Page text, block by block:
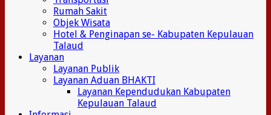
Rumah Sakit
Objek Wisata
Hotel & Penginapan se- Kabupaten Kepulauan
Talaud
Layanan
Layanan Publik
Layanan Aduan BHAKTI
Layanan Kependudukan Kabupaten
Kepulauan Talaud